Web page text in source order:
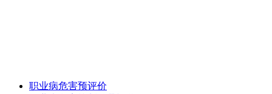
职业病危害预评价